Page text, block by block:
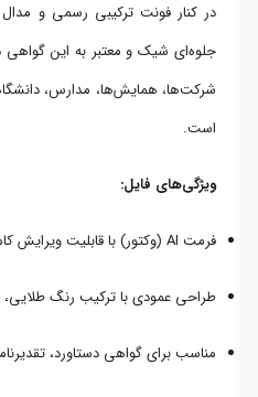
جلوه‌ای شیک و معتبر به این گواهی
شرکت‌ها، همایش‌ها، مدارس،
است.
ویژگی‌های فایل:
فرمت AI (وکتور) با قابلیت ویرایش کامل در Adobe Illustrator
طراحی عمودی با ترکیب رنگ
مناسب برای گواهی دستاورد،